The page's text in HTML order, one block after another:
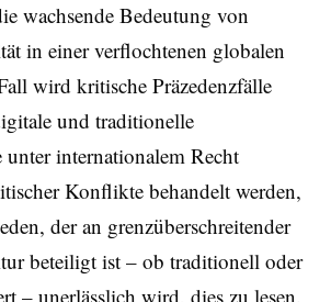
wachsende Bedeutung von
in einer verflochtenen globalen
wird kritische Präzedenzfälle
und traditionelle
unter internationalem Recht
Konflikte behandelt werden,
der an grenzüberschreitender
beteiligt ist – ob traditionell oder
– unerlässlich wird, dies zu lesen.